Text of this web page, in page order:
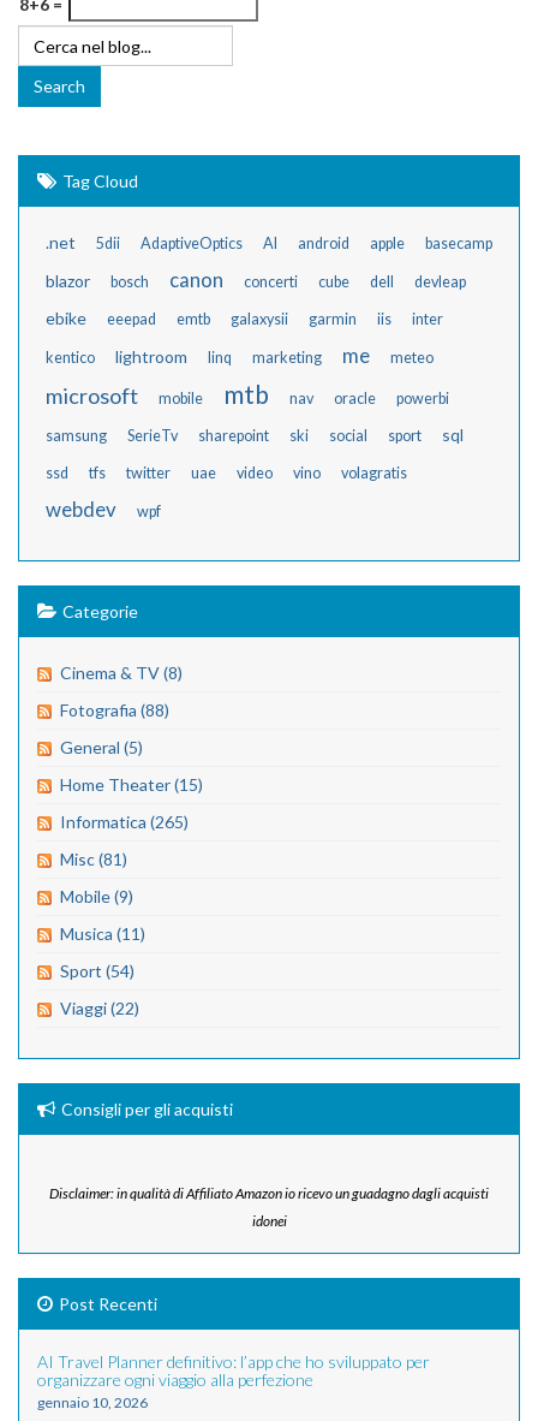
8+6 =
Tag Cloud
.net 5dii AdaptiveOptics AI android apple basecamp
blazor bosch canon concerti cube dell devleap
ebike eeepad emtb galaxysii garmin iis inter
kentico lightroom linq marketing me meteo
microsoft mobile mtb nav oracle powerbi
samsung SerieTv sharepoint ski social sport sql
ssd tfs twitter uae video vino volagratis
webdev wpf
Categorie
Cinema & TV (8)
Fotografia (88)
General (5)
Home Theater (15)
Informatica (265)
Misc (81)
Mobile (9)
Musica (11)
Sport (54)
Viaggi (22)
Consigli per gli acquisti
Disclaimer: in qualità di Affiliato Amazon io ricevo un guadagno dagli acquisti
idonei
Post Recenti
AI Travel Planner definitivo: l’app che ho sviluppato per
organizzare ogni viaggio alla perfezione
gennaio 10, 2026